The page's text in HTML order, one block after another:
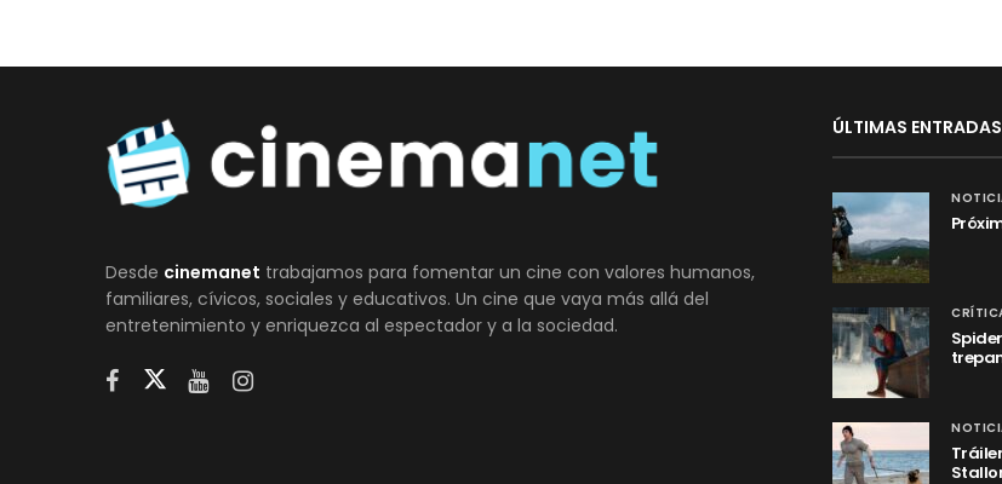
Desde cinemanet trabajamos para fomentar un cine con valores humanos,
familiares, cívicos, sociales y educativos. Un cine que vaya más allá del
entretenimiento y enriquezca al espectador y a la sociedad.
ÚLTIMAS ENTRADAS